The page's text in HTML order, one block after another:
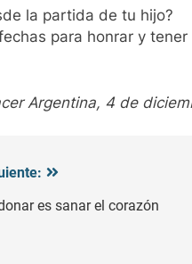
la partida de tu hijo?
para honrar y
Argentina, 4 de
es sanar el corazón